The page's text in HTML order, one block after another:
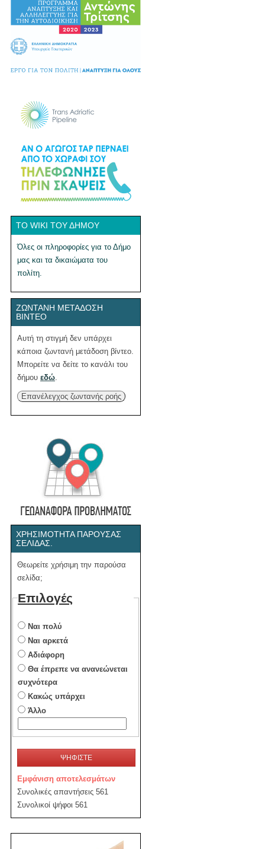
ΤΟ WIKI ΤΟΥ ΔΉΜΟΥ
Όλες οι πληροφορίες για το Δήμο
μας και τα δικαιώματα του
πολίτη.
ΖΩΝΤΑΝΉ ΜΕΤΆΔΟΣΗ
ΒΊΝΤΕΟ
Αυτή τη στιγμή δεν υπάρχει
κάποια ζωντανή μετάδοση βίντεο.
Μπορείτε να δείτε το κανάλι του
δήμου εδώ
Επανέλεγχος ζωντανής ροής
ΧΡΗΣΙΜΌΤΗΤΑ ΠΑΡΟΎΣΑΣ
ΣΕΛΊΔΑΣ.
Θεωρείτε χρήσιμη την παρούσα
σελίδα;
Επιλογές
Ναι πολύ
Ναι αρκετά
Αδιάφορη
Θα έπρεπε να ανανεώνεται
συχνότερα
Κακώς υπάρχει
Άλλο
ΨΗΦΙΣΤΕ
Εμφάνιση αποτελεσμάτων
Συνολικές απαντήσεις 561
Συνολικοί ψήφοι 561